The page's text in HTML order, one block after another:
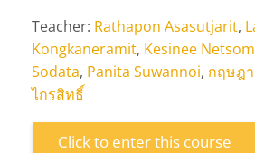
Teacher: Rathapon Asasutjarit,
Kongkaneramit, Kesinee
Sodata, Panita Suwannoi, กฤษฎ
ไกรสิทธิ์
Click to enter this course